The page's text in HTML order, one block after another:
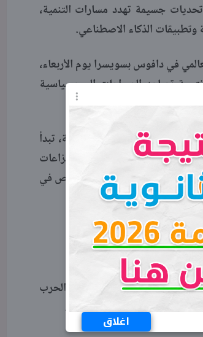
اغلاق
جسيمة تهدد مسارات التنمية،
وتطبيقات الذكاء الاصطناعي.
في دافوس بسويسرا يوم الأربعاء،
تصاعد الصراعات الجيوسياسية
في أربعة محاور أساسية، تبدأ
مرورا بالالتزام بتسوية النزاعات
الفقر وتعزيز دور القطاع الخاص في
يشارك فيها الرئيس السيسي.. 6 معلومات عن
عليه المجتمع الدولي عقب الحرب
على إصلاح مثالب هذا النظام.